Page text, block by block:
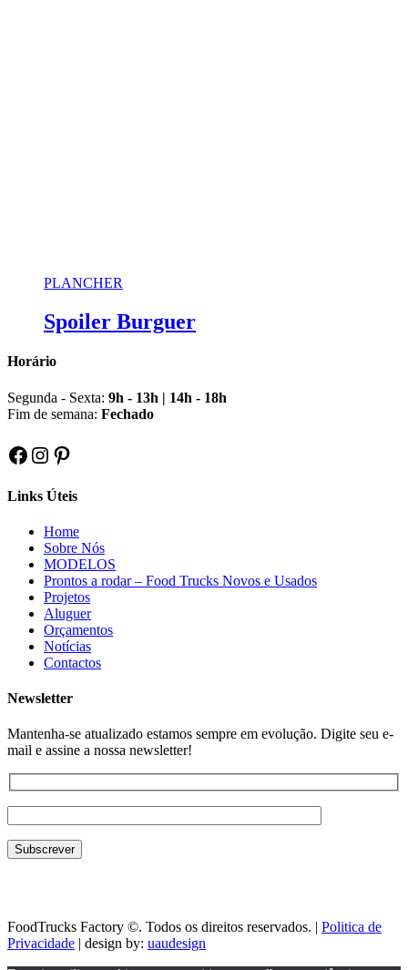
PLANCHER
Spoiler Burguer
Horário
Segunda - Sexta: 9h - 13h | 14h - 18h
Fim de semana: Fechado
Facebook
Instagram
Pinterest
Links Úteis
Home
Sobre Nós
MODELOS
Prontos a rodar – Food Trucks Novos e Usados
Projetos
Aluguer
Orçamentos
Notícias
Contactos
Newsletter
Mantenha-se atualizado estamos sempre em evolução. Digite seu e-
mail e assine a nossa newsletter!
FoodTrucks Factory ©. Todos os direitos reservados. | Politica de
Privacidade | design by: uaudesign